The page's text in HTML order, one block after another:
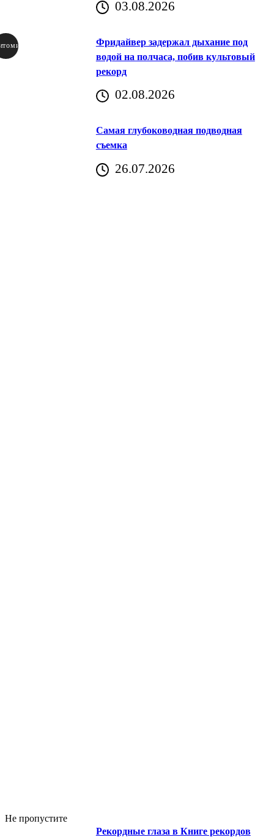
03.08.2026
Фридайвер задержал дыхание под
водой на полчаса, побив культовый
рекорд
02.08.2026
Самая глубоководная подводная
съемка
26.07.2026
Не пропустите
Рекордные глаза в Книге рекордов